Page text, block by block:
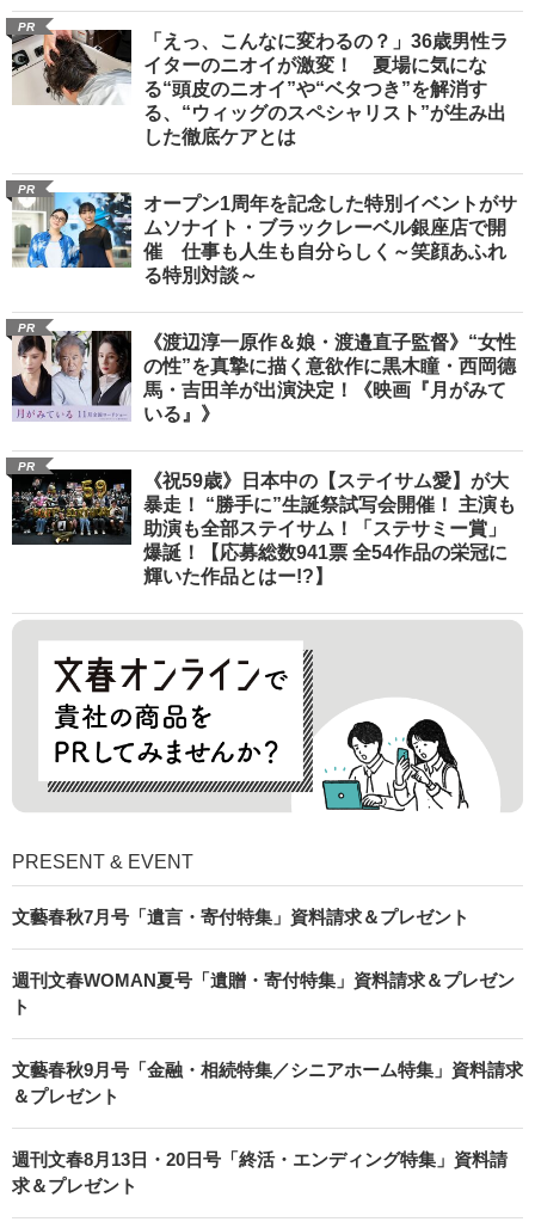
PR
「えっ、こんなに変わるの？」36歳男性ラ
イターのニオイが激変！ 夏場に気にな
る“頭皮のニオイ”や“ベタつき”を解消す
る、“ウィッグのスペシャリスト”が生み出
した徹底ケアとは
PR
オープン1周年を記念した特別イベントがサ
ムソナイト・ブラックレーベル銀座店で開
催 仕事も人生も自分らしく～笑顔あふれ
る特別対談～
PR
《渡辺淳一原作＆娘・渡邉直子監督》“女性
の性”を真摯に描く意欲作に黒木瞳・西岡德
馬・吉田羊が出演決定！《映画『月がみて
いる』》
PR
《祝59歳》日本中の【ステイサム愛】が大
暴走！ “勝手に”生誕祭試写会開催！ 主演も
助演も全部ステイサム！「ステサミー賞」
爆誕！【応募総数941票 全54作品の栄冠に
輝いた作品とはー!?】
PRESENT & EVENT
文藝春秋7月号「遺言・寄付特集」資料請求＆プレゼント
週刊文春WOMAN夏号「遺贈・寄付特集」資料請求＆プレゼン
ト
文藝春秋9月号「金融・相続特集／シニアホーム特集」資料請求
＆プレゼント
週刊文春8月13日・20日号「終活・エンディング特集」資料請
求＆プレゼント